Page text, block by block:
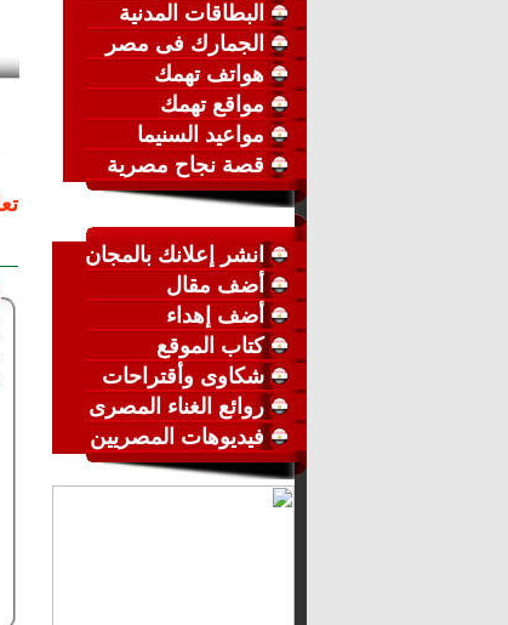
البطاقات المدنية
الجمارك فى مصر
هواتف تهمك
مواقع تهمك
مواعيد السنيما
قصة نجاح مصرية
انشر إعلانك بالمجان
أضف مقال
أضف إهداء
كتاب الموقع
شكاوى وأقتراحات
روائع الغناء المصرى
فيديوهات المصريين